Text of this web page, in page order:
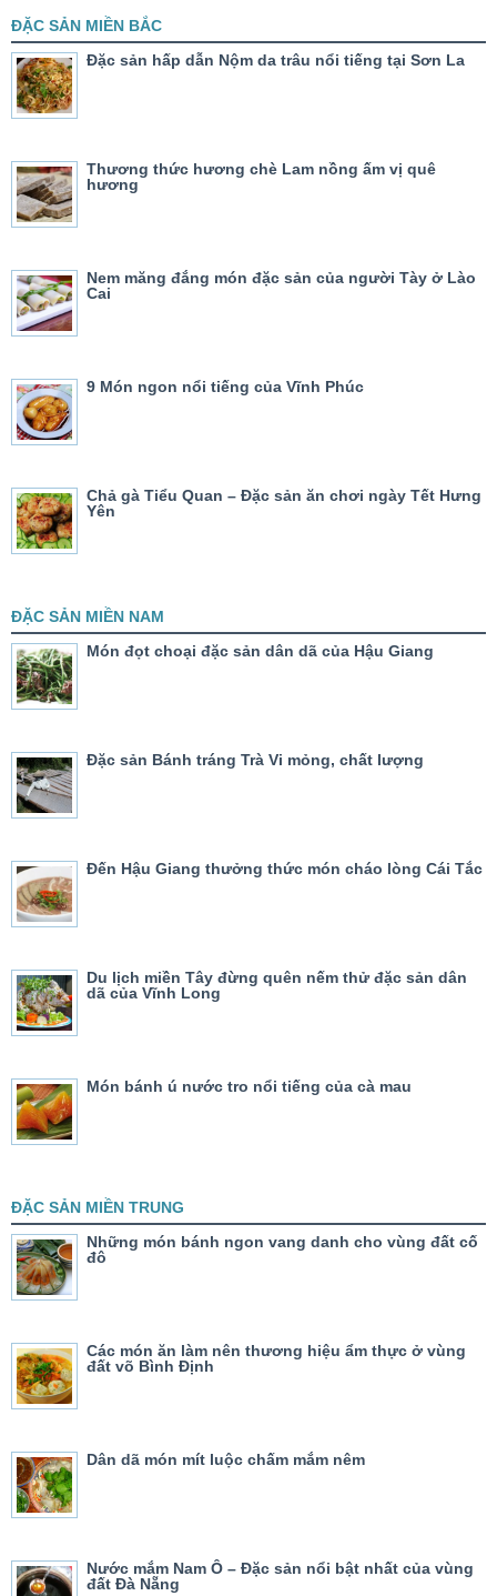
ĐẶC SẢN MIỀN BẮC
Đặc sản hấp dẫn Nộm da trâu nổi tiếng tại Sơn La
Thương thức hương chè Lam nồng ấm vị quê
hương
Nem măng đắng món đặc sản của người Tày ở Lào
Cai
9 Món ngon nổi tiếng của Vĩnh Phúc
Chả gà Tiểu Quan – Đặc sản ăn chơi ngày Tết Hưng
Yên
ĐẶC SẢN MIỀN NAM
Món đọt choại đặc sản dân dã của Hậu Giang
Đặc sản Bánh tráng Trà Vi mỏng, chất lượng
Đến Hậu Giang thưởng thức món cháo lòng Cái Tắc
Du lịch miền Tây đừng quên nếm thử đặc sản dân
dã của Vĩnh Long
Món bánh ú nước tro nổi tiếng của cà mau
ĐẶC SẢN MIỀN TRUNG
Những món bánh ngon vang danh cho vùng đất cố
đô
Các món ăn làm nên thương hiệu ẩm thực ở vùng
đất võ Bình Định
Dân dã món mít luộc chấm mắm nêm
Nước mắm Nam Ô – Đặc sản nổi bật nhất của vùng
đất Đà Nẵng